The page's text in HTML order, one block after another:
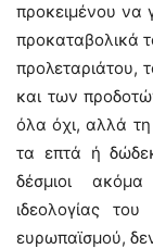
προκειμένου να
προκαταβολικά
προλεταριάτου,
και των
όλα όχι, αλλά
τα επτά ή
δέσμιοι
ιδεολογίας
ευρωπαϊσμού,